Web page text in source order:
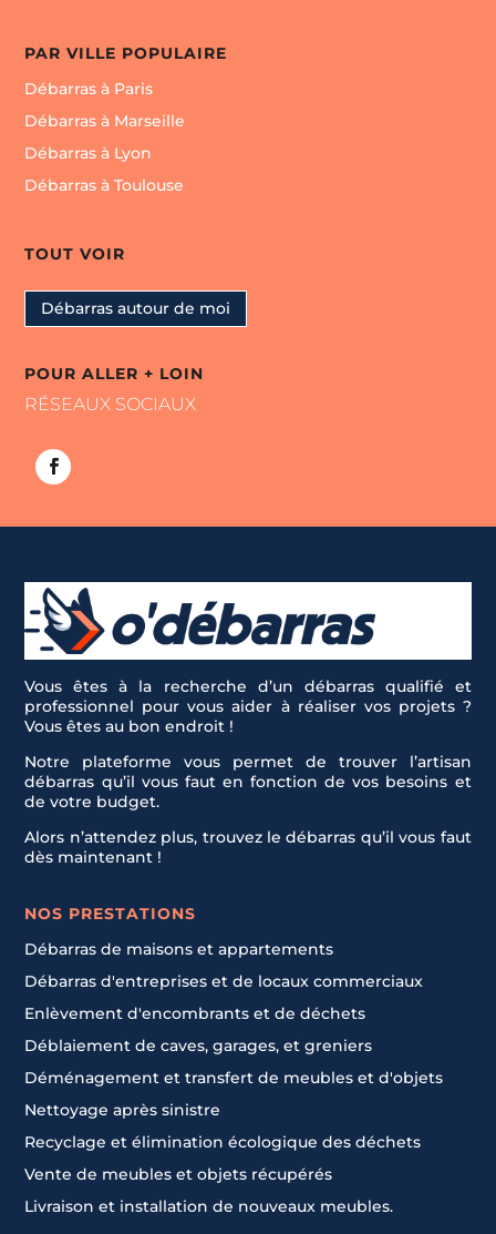
PAR VILLE POPULAIRE
Débarras à Paris
Débarras à Marseille
Débarras à Lyon
Débarras à Toulouse
TOUT VOIR
Débarras autour de moi
POUR ALLER + LOIN
RÉSEAUX SOCIAUX
Vous êtes à la recherche d’un débarras qualifié et
professionnel pour vous aider à réaliser vos projets ?
Vous êtes au bon endroit !
Notre plateforme vous permet de trouver l’artisan
débarras qu’il vous faut en fonction de vos besoins et
de votre budget.
Alors n’attendez plus, trouvez le débarras qu’il vous faut
dès maintenant !
NOS PRESTATIONS
Débarras de maisons et appartements
Débarras d'entreprises et de locaux commerciaux
Enlèvement d'encombrants et de déchets
Déblaiement de caves, garages, et greniers
Déménagement et transfert de meubles et d'objets
Nettoyage après sinistre
Recyclage et élimination écologique des déchets
Vente de meubles et objets récupérés
Livraison et installation de nouveaux meubles.